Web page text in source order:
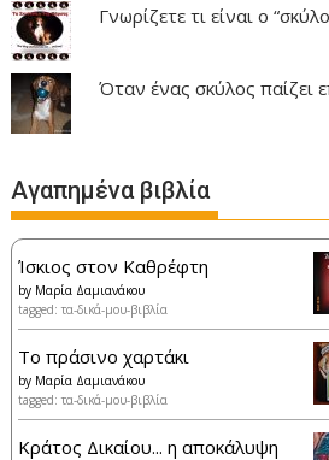
Γνωρίζετε τι είναι ο
Όταν ένας σκύλος παίζει
Αγαπημένα βιβλία
Ίσκιος στον Καθρέφτη
by Μαρία Δαμιανάκου
tagged: τα-δικά-μου-βιβλία
Το πράσινο χαρτάκι
by Μαρία Δαμιανάκου
tagged: τα-δικά-μου-βιβλία
Κράτος Δικαίου... η αποκάλυψη